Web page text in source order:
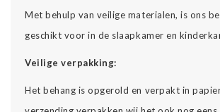
Met behulp van veilige materialen, is ons
geschikt voor in de slaapkamer en
Veilige verpakking:
Het behang is opgerold en verpakt in